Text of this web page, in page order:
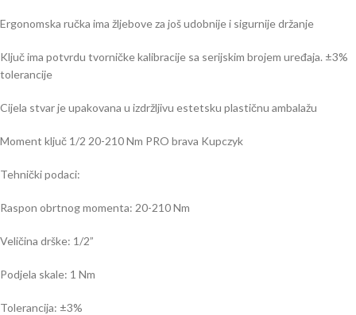
Ergonomska ručka ima žljebove za još udobnije i sigurnije držanje
Ključ ima potvrdu tvorničke kalibracije sa serijskim brojem uređaja. ±3%
tolerancije
Cijela stvar je upakovana u izdržljivu estetsku plastičnu ambalažu
Moment ključ 1/2 20-210 Nm PRO brava Kupczyk
Tehnički podaci:
Raspon obrtnog momenta: 20-210 Nm
Veličina drške: 1/2”
Podjela skale: 1 Nm
Tolerancija: ±3%